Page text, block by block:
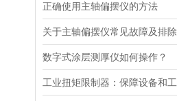
正确使用主轴偏摆仪的方法
数字式涂层测厚仪如何操作？